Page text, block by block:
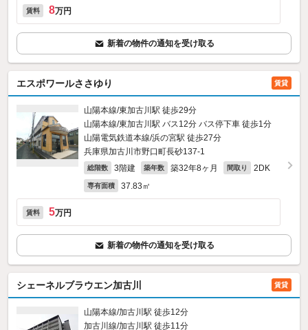
賃料 8万円
新着の物件の通知を受け取る
エスポワールささゆり 賃貸
山陽本線/東加古川駅 徒歩29分
山陽本線/東加古川駅 バス12分 バス停下車 徒歩1分
山陽電気鉄道本線/浜の宮駅 徒歩27分
兵庫県加古川市野口町長砂137‐1
総階数 3階建 築年数 築32年8ヶ月 間取り 2DK
専有面積 37.83㎡
賃料 5万円
新着の物件の通知を受け取る
シェーネルブラウエン加古川 賃貸
山陽本線/加古川駅 徒歩12分
加古川線/加古川駅 徒歩11分